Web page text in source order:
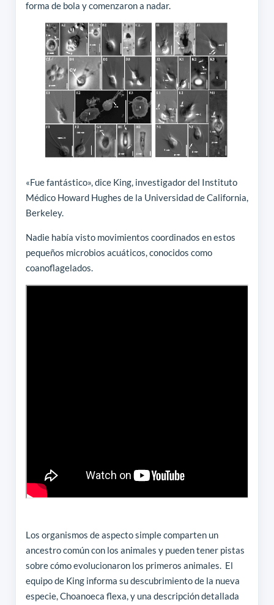
forma de bola y comenzaron a nadar.
«Fue fantástico», dice King, investigador del Instituto
Médico Howard Hughes de la Universidad de California,
Berkeley.
Nadie había visto movimientos coordinados en estos
pequeños microbios acuáticos, conocidos como
coanoflagelados.
Los organismos de aspecto simple comparten un
ancestro común con los animales y pueden tener pistas
sobre cómo evolucionaron los primeros animales. El
equipo de King informa su descubrimiento de la nueva
especie, Choanoeca flexa, y una descripción detallada